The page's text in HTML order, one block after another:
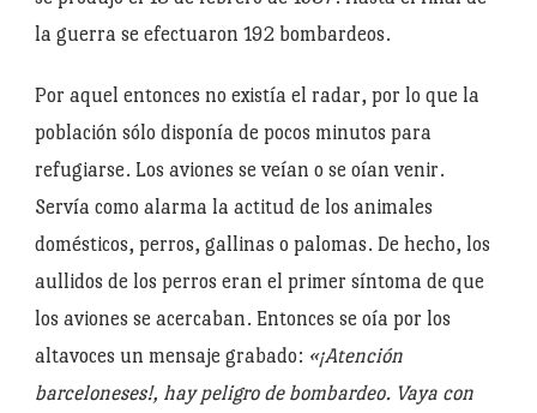
la guerra se efectuaron 192 bombardeos.
Por aquel entonces no existía el radar, por lo que la
población sólo disponía de pocos minutos para
refugiarse. Los aviones se veían o se oían venir.
Servía como alarma la actitud de los animales
domésticos, perros, gallinas o palomas. De hecho, los
aullidos de los perros eran el primer síntoma de que
los aviones se acercaban. Entonces se oía por los
altavoces un mensaje grabado: «¡Atención
barceloneses!, hay peligro de bombardeo. Vaya con